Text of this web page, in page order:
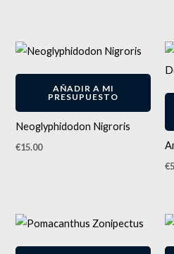
AÑADIR A MI
PRESUPUESTO
Neoglyphidodon Nigroris
€15.00
€